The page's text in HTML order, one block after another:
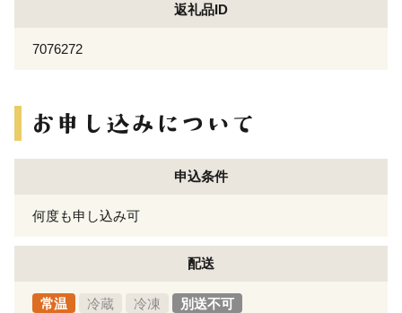
返礼品ID
7076272
申込条件
何度も申し込み可
配送
常温 冷蔵 冷凍 別送不可